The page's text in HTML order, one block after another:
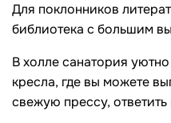
Для поклонников
библиотека с большим
В холле санатория
кресла, где вы можете
свежую прессу, ответить